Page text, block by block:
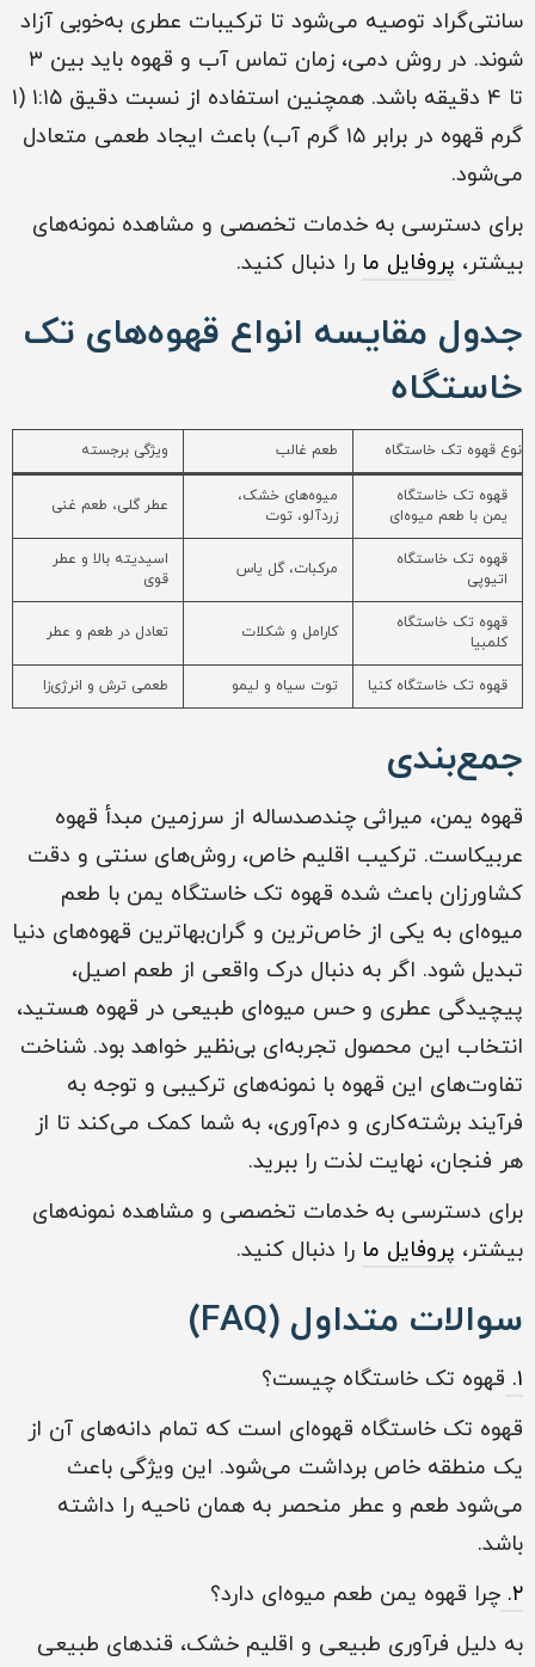
سانتی‌گراد توصیه می‌شود تا ترکیبات عطری به‌خوبی آزاد
شوند. در روش دمی، زمان تماس آب و قهوه باید بین ۳
تا ۴ دقیقه باشد. همچنین استفاده از نسبت دقیق ۱:۱۵ (۱
گرم قهوه در برابر ۱۵ گرم آب) باعث ایجاد طعمی متعادل
می‌شود.
برای دسترسی به خدمات تخصصی و مشاهده نمونه‌های
بیشتر، پروفایل ما را دنبال کنید.
جدول مقایسه انواع قهوه‌های تک
خاستگاه
نوع قهوه تک خاستگاه طعم غالب ویژگی برجسته
قهوه تک خاستگاه
یمن با طعم میوه‌ای
میوه‌های خشک،
زردآلو، توت
عطر گلی، طعم غنی
قهوه تک خاستگاه
اتیوپی
مرکبات، گل یاس
اسیدیته بالا و عطر
قوی
قهوه تک خاستگاه
کلمبیا
کارامل و شکلات تعادل در طعم و عطر
قهوه تک خاستگاه کنیا توت سیاه و لیمو طعمی ترش و انرژی‌زا
جمع‌بندی
قهوه یمن، میراثی چندصدساله از سرزمین مبدأ قهوه
عربیکاست. ترکیب اقلیم خاص، روش‌های سنتی و دقت
کشاورزان باعث شده قهوه تک خاستگاه یمن با طعم
میوه‌ای به یکی از خاص‌ترین و گران‌بهاترین قهوه‌های دنیا
تبدیل شود. اگر به دنبال درک واقعی از طعم اصیل،
پیچیدگی عطری و حس میوه‌ای طبیعی در قهوه هستید،
انتخاب این محصول تجربه‌ای بی‌نظیر خواهد بود. شناخت
تفاوت‌های این قهوه با نمونه‌های ترکیبی و توجه به
فرآیند برشته‌کاری و دم‌آوری، به شما کمک می‌کند تا از
هر فنجان، نهایت لذت را ببرید.
برای دسترسی به خدمات تخصصی و مشاهده نمونه‌های
بیشتر، پروفایل ما را دنبال کنید.
سوالات متداول (FAQ)
۱. قهوه تک خاستگاه چیست؟
قهوه تک خاستگاه قهوه‌ای است که تمام دانه‌های آن از
یک منطقه خاص برداشت می‌شود. این ویژگی باعث
می‌شود طعم و عطر منحصر به همان ناحیه را داشته
باشد.
۲. چرا قهوه یمن طعم میوه‌ای دارد؟
به دلیل فرآوری طبیعی و اقلیم خشک، قندهای طبیعی